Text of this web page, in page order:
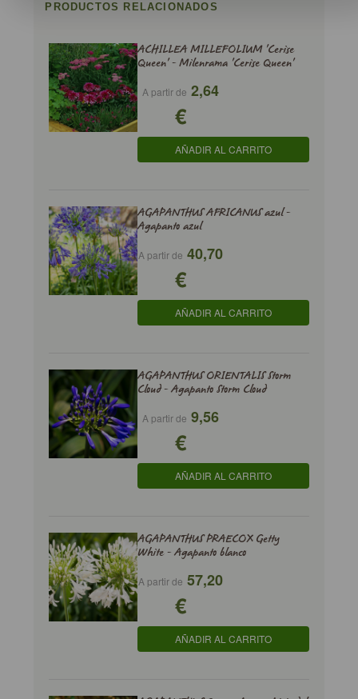
PRODUCTOS RELACIONADOS
ACHILLEA MILLEFOLIUM 'Cerise
Queen' - Milenrama 'Cerise Queen'
A partir de 2,64
€
AÑADIR AL CARRITO
AGAPANTHUS AFRICANUS azul -
Agapanto azul
A partir de 40,70
€
AÑADIR AL CARRITO
AGAPANTHUS ORIENTALIS Storm
Cloud - Agapanto Storm Cloud
A partir de 9,56
€
AÑADIR AL CARRITO
AGAPANTHUS PRAECOX Getty
White - Agapanto blanco
A partir de 57,20
€
AÑADIR AL CARRITO